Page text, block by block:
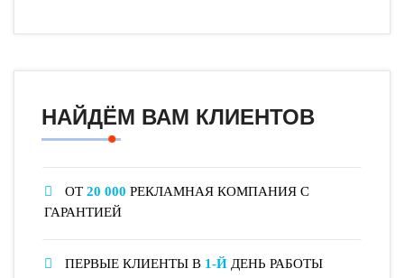
НАЙДЁМ ВАМ КЛИЕНТОВ
ОТ 20 000 РЕКЛАМНАЯ КОМПАНИЯ С
ГАРАНТИЕЙ
ПЕРВЫЕ КЛИЕНТЫ В 1-Й ДЕНЬ РАБОТЫ